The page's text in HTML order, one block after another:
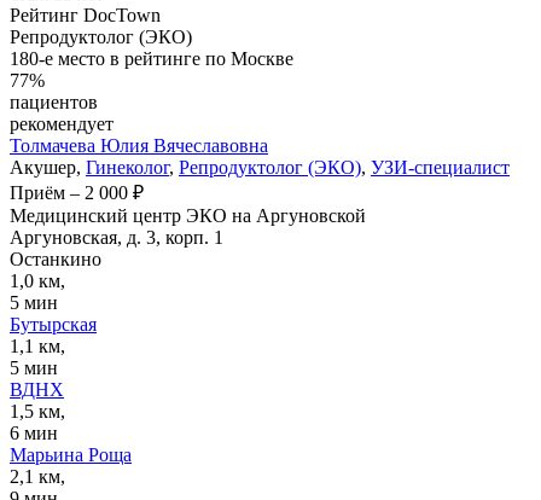
Рейтинг DocTown
Репродуктолог (ЭКО)
180-е место в рейтинге по Москве
77%
пациентов
рекомендует
Толмачева Юлия Вячеславовна
Акушер, Гинеколог, Репродуктолог (ЭКО), УЗИ-специалист
Приём – 2 000 ₽
Медицинский центр ЭКО на Аргуновской
Аргуновская, д. 3, корп. 1
Останкино
1,0 км,
5 мин
Бутырская
1,1 км,
5 мин
ВДНХ
1,5 км,
6 мин
Марьина Роща
2,1 км,